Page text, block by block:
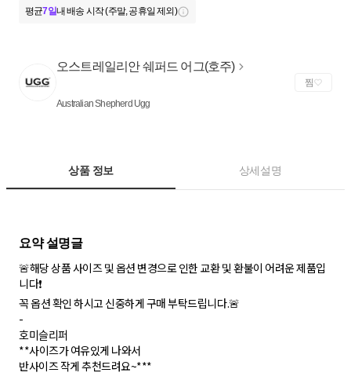
평균7일내 배송 시작 (주말, 공휴일 제외)
오스트레일리안 쉐퍼드 어그(호주)
Australian Shepherd Ugg
찜
상품 정보 상세설명
요약 설명글
🚨해당 상품 사이즈 및 옵션 변경으로 인한 교환 및 환불이 어려운 제품입
니다❗
꼭 옵션 확인 하시고 신중하게 구매 부탁드립니다.🚨
-
호미슬리퍼
**사이즈가 여유있게 나와서
반사이즈 작게 추천드려요~***